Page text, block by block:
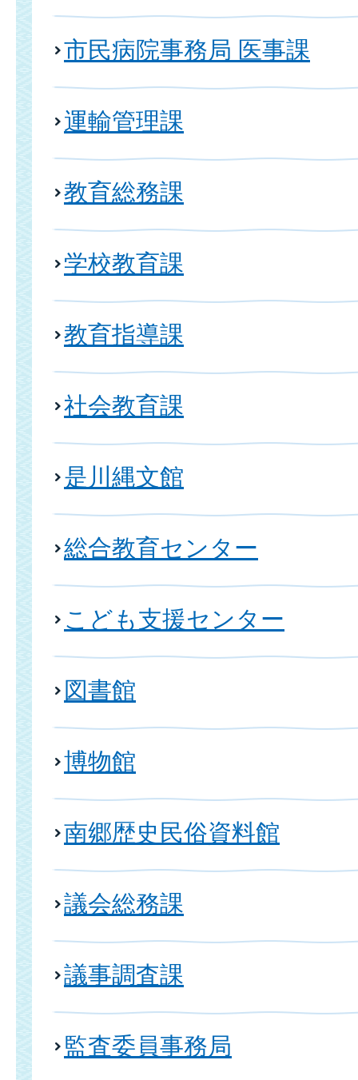
市民病院事務局 医事課
運輸管理課
教育総務課
学校教育課
教育指導課
社会教育課
是川縄文館
総合教育センター
こども支援センター
図書館
博物館
南郷歴史民俗資料館
議会総務課
議事調査課
監査委員事務局